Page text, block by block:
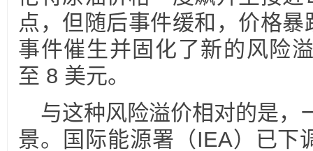
点，但随后事件缓和，价格
事件催生并固化了新的风险
至 8 美元。
与这种风险溢价相对的是，
景。国际能源署（IEA）已下